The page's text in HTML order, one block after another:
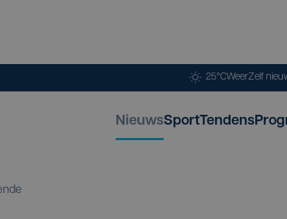
25°CWeerZelf
NieuwsSportTendens